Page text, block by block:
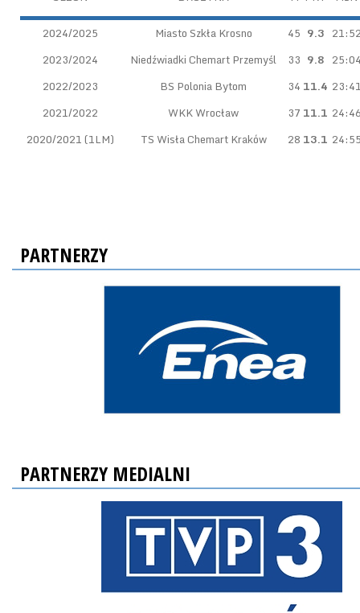
2024/2025 Miasto Szkła Krosno 45 9.3
2023/2024
Niedźwiadki Chemart Przemyśl 33 9.8
2022/2023
BS Polonia Bytom 34 11.4
2021/2022
WKK Wrocław 37 11.1
2020/2021 (1LM)
TS Wisła Chemart Kraków 28 13.1
PARTNERZY
PARTNERZY MEDIALNI